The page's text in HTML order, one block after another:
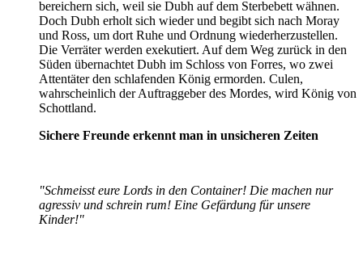
bereichern sich, weil sie Dubh auf dem Sterbebett wähnen.
Doch Dubh erholt sich wieder und begibt sich nach Moray
und Ross, um dort Ruhe und Ordnung wiederherzustellen.
Die Verräter werden exekutiert. Auf dem Weg zurück in den
Süden übernachtet Dubh im Schloss von Forres, wo zwei
Attentäter den schlafenden König ermorden. Culen,
wahrscheinlich der Auftraggeber des Mordes, wird König von
Schottland.
Sichere Freunde erkennt man in unsicheren Zeiten
"Schmeisst eure Lords in den Container! Die machen nur
agressiv und schrein rum! Eine Gefärdung für unsere
Kinder!"